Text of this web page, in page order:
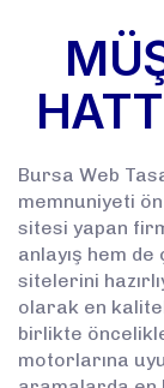
Bursa Web
memnuniyeti
sitesi yapan
anlayış hem
sitelerini
olarak en
birlikte
motorlarına